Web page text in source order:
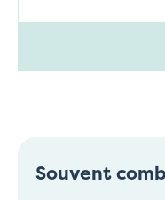
Souvent